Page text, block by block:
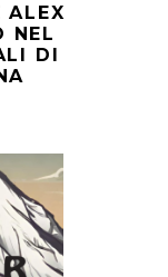
ALEX
NEL
DI